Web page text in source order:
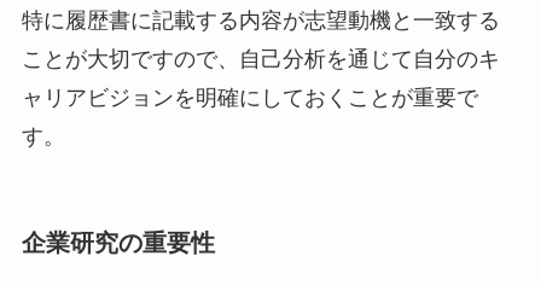
特に履歴書に記載する内容が志望動機と一致する
ことが大切ですので、自己分析を通じて自分のキ
ャリアビジョンを明確にしておくことが重要で
す。
企業研究の重要性